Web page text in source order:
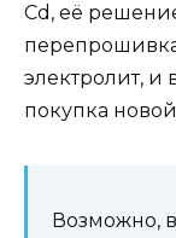
Cd, её
электролит, и
покупка
Возможно,